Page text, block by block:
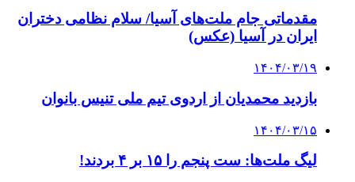
مقدماتی جام ملت‌های آسیا/ سلام نظامی دختران
ایران در آسیا (عکس)
۱۴۰۴/۰۳/۱۹
بازدید محمدیان از اردوی تیم ملی تنیس بانوان
۱۴۰۴/۰۳/۱۵
لیگ ملت‌ها: ست پنجم را ۱۵ بر ۴ بردند!